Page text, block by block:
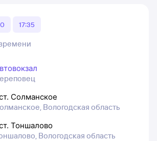
17:35
Солманское
Вологодская область
Тоншалово
Вологодская область